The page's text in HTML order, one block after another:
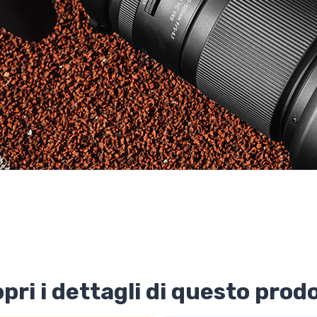
i dettagli di questo